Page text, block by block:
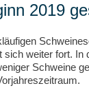
2019
sich weiter fort. In
Schweine